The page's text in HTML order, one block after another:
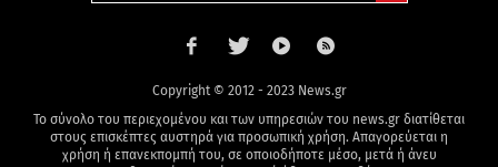
Copyright © 2012 - 2023 News.gr
Το σύνολο του περιεχομένου και των υπηρεσιών του news.gr διατίθεται
στους επισκέπτες αυστηρά για προσωπική χρήση. Απαγορεύεται η
χρήση ή επανεκπομπή του, σε οποιοδήποτε μέσο, μετά ή άνευ